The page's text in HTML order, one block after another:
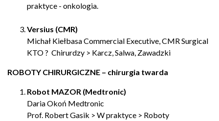
praktyce - onkologia.
Versius (CMR)
Michał Kiełbasa Commercial Executive, CMR Surgical
KTO ? Chirurdzy > Karcz, Salwa, Zawadzki
ROBOTY CHIRURGICZNE – chirurgia twarda
Robot MAZOR (Medtronic)
Daria Okoń Medtronic
Prof. Robert Gasik > W praktyce > Roboty